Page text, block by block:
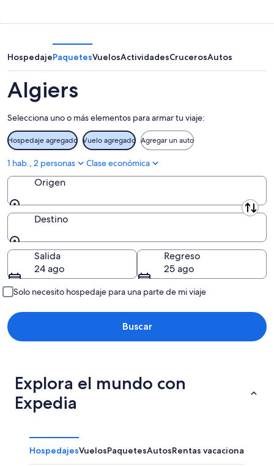
11
-
ago
14
ago
-
16
fin
de
semana,
21
-
23
ago
HospedajePaquetesVuelosActividadesCrucerosAutos
Algiers
Selecciona uno o más elementos para armar tu viaje:
Hospedaje agregado Vuelo agregado Agregar un auto
1 hab., 2 personas Clase económica
Origen
Origen
Destino
Destino
Salida
24 ago
Regreso
25 ago
Solo necesito hospedaje para una parte de mi viaje
Buscar
Explora el mundo con
Expedia
HospedajesVuelosPaquetesAutosRentas vacacionales